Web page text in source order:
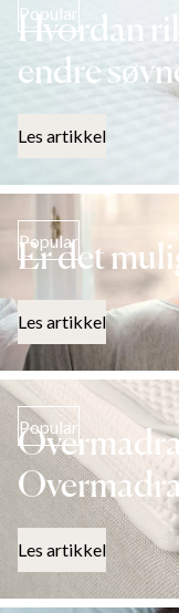
Popular
Hvordan
endre
Les artikkel
Popular
Er det
Les artikkel
Popular
Les artikkel